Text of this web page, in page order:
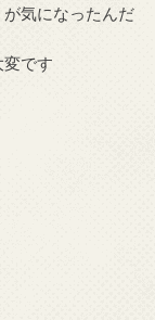
気になったんだ
です